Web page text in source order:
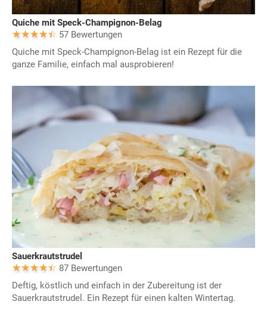
Quiche mit Speck-Champignon-Belag
57 Bewertungen
Quiche mit Speck-Champignon-Belag ist ein Rezept für die
ganze Familie, einfach mal ausprobieren!
Sauerkrautstrudel
87 Bewertungen
Deftig, köstlich und einfach in der Zubereitung ist der
Sauerkrautstrudel. Ein Rezept für einen kalten Wintertag.